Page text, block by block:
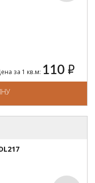
за 1 кв.м: 110 руб.